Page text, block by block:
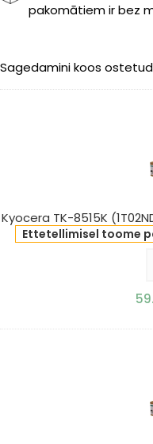
pakomātiem ir bez
Sagedamini koos
Kyocera TK-8515K
Ettetellimisel toome